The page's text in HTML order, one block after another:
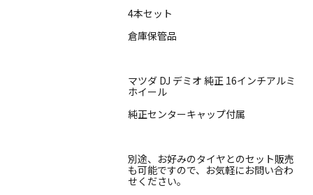
4本セット
倉庫保管品
マツダ DJ デミオ 純正 16インチアルミ
ホイール
純正センターキャップ付属
別途、お好みのタイヤとのセット販売
も可能ですので、お気軽にお問い合わ
せください。